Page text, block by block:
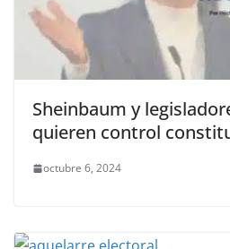
Sheinbaum y
quieren control
octubre 6, 2024